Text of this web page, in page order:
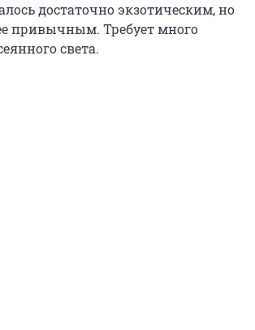
достаточно экзотическим, но
привычным. Требует много
света.